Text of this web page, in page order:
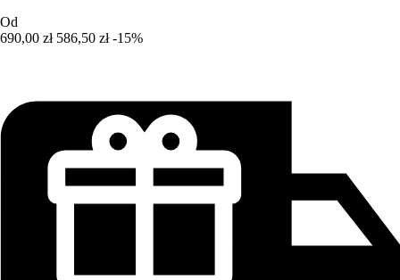
Od
690,00 zł 586,50 zł -15%